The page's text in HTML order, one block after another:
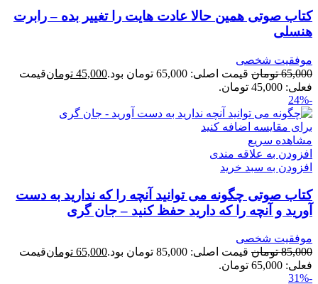
کتاب صوتی همین حالا عادت هایت را تغییر بده – رابرت
هنسلی
موفقیت شخصی
65,000 تومان قیمت اصلی: 65,000 تومان بود. 45,000 تومانقیمت
فعلی: 45,000 تومان.
-24%
برای مقایسه اضافه کنید
مشاهده سریع
افزودن به علاقه مندی
افزودن به سبد خرید
کتاب صوتی چگونه می توانید آنچه را که ندارید به دست
آورید و آنچه را که دارید حفظ کنید – جان گری
موفقیت شخصی
85,000 تومان قیمت اصلی: 85,000 تومان بود. 65,000 تومانقیمت
فعلی: 65,000 تومان.
-31%